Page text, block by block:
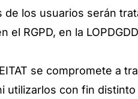
los usuarios serán
el RGPD, en la
se compromete
utilizarlos con fin